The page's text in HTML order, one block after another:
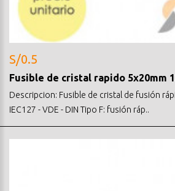
S/0.5
Fusible de cristal rapido 5x20mm
Descripcion: Fusible de cristal de fusión
IEC127 - VDE - DIN Tipo F: fusión ráp..